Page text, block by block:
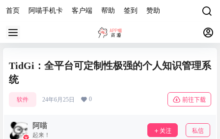
首页 阿喵手机卡 客户端 帮助 签到 赞助
TidGi：全平台可定制性极强的个人知识管理系
统
软件 24年6月25日 0 前往下载
阿喵
起来！
关注 私信